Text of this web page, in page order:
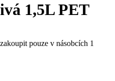
1,5L PET
pouze v násobcích 1